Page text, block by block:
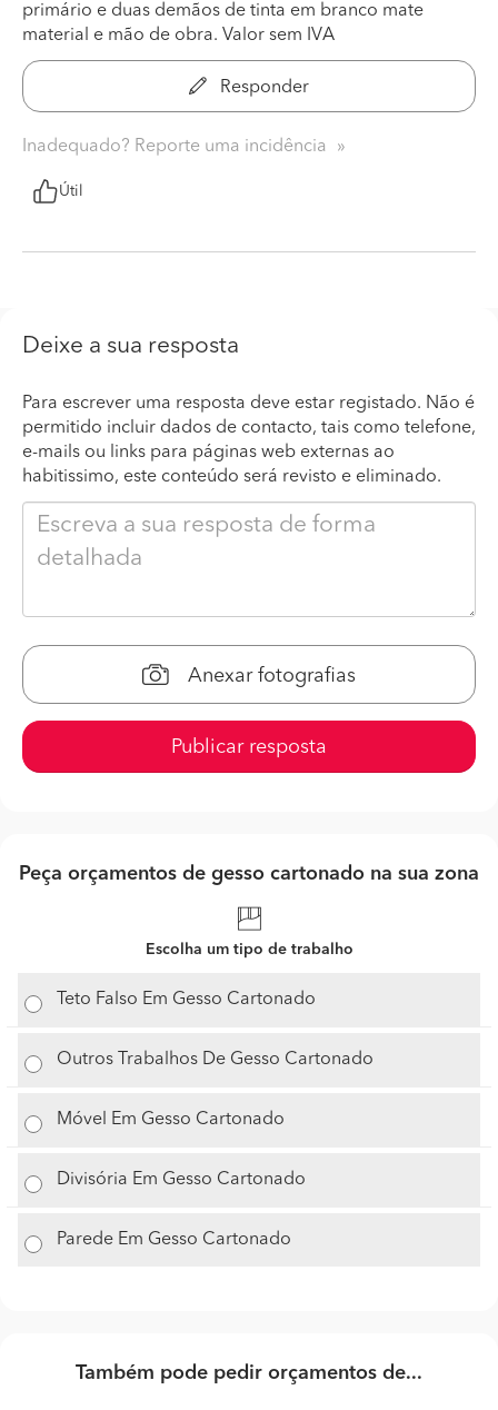
primário e duas demãos de tinta em branco mate
material e mão de obra. Valor sem IVA
Responder
Inadequado? Reporte uma incidência
Útil
Deixe a sua resposta
Para escrever uma resposta deve estar registado. Não é
permitido incluir dados de contacto, tais como telefone,
e-mails ou links para páginas web externas ao
habitissimo, este conteúdo será revisto e eliminado.
Anexar fotografias
Publicar resposta
Peça orçamentos de gesso cartonado na sua zona
Escolha um tipo de trabalho
Teto Falso Em Gesso Cartonado
Outros Trabalhos De Gesso Cartonado
Móvel Em Gesso Cartonado
Divisória Em Gesso Cartonado
Parede Em Gesso Cartonado
Também pode pedir orçamentos de...